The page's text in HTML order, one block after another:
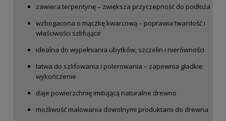
zawiera terpentynę – zwiększa przyczepność do podłoża
wzbogacona o mączkę kwarcową – poprawia twardość i
właściwości szlifujące
idealna do wypełniania ubytków, szczelin i nierówności
łatwa do szlifowania i polerowania – zapewnia gładkie
wykończenie
daje powierzchnię imitującą naturalne drewno
możliwość malowania dowolnymi produktami do drewna